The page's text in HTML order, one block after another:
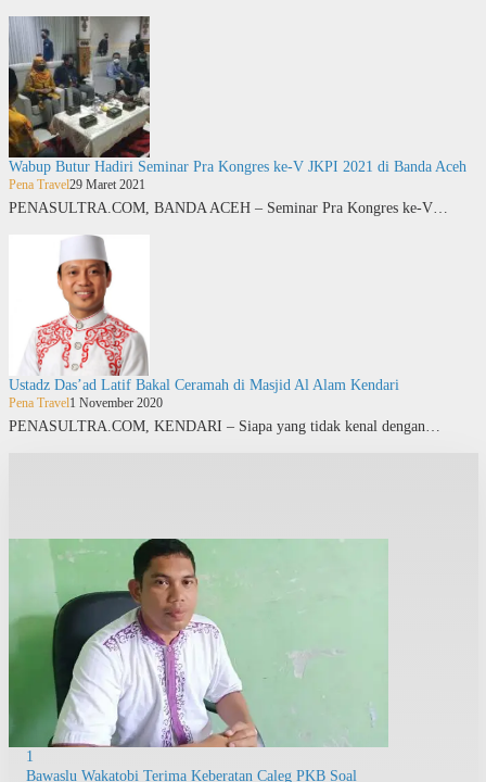
Wabup Butur Hadiri Seminar Pra Kongres ke-V JKPI 2021 di Banda Aceh
Pena Travel29 Maret 2021
PENASULTRA.COM, BANDA ACEH – Seminar Pra Kongres ke-V…
Ustadz Das’ad Latif Bakal Ceramah di Masjid Al Alam Kendari
Pena Travel1 November 2020
PENASULTRA.COM, KENDARI – Siapa yang tidak kenal dengan…
1
Bawaslu Wakatobi Terima Keberatan Caleg PKB Soal